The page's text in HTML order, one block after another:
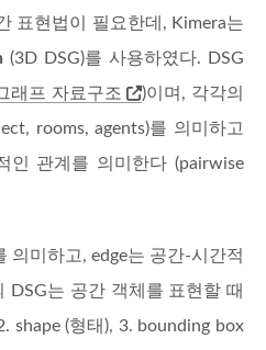
표현법이 필요한데, Kimera는
(3D DSG)를 사용하였다. DSG
래프 자료구조
)이며, 각각의
rooms, agents)를 의미하고
인 관계를 의미한다 (pairwise
의미하고, edge는 공간-시간적
DSG는 공간 객체를 표현할 때
shape (형태), 3. bounding box